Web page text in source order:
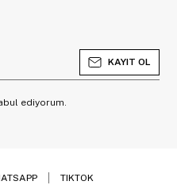
KAYIT OL
ediyorum.
TIKTOK